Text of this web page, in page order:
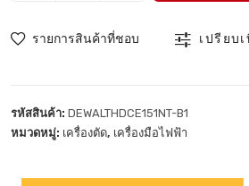
รายการสินค้าที่ชอบ เปรียบ
รหัสสินค้า: DEWALTHDCE151NT-B1
หมวดหมู่: เครื่องตัด, เครื่องมือไฟฟ้า